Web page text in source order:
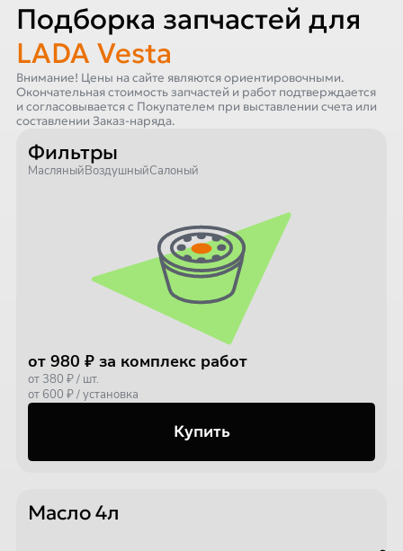
Подборка запчастей для
LADA Vesta
Внимание! Цены на сайте являются ориентировочными.
Окончательная стоимость запчастей и работ подтверждается
и согласовывается с Покупателем при выставлении счета или
составлении Заказ-наряда.
Фильтры
МасляныйВоздушныйСалоный
от 980 ₽ за комплекс работ
от 380 ₽ / шт.
от 600 ₽ / установка
Купить
Масло 4л